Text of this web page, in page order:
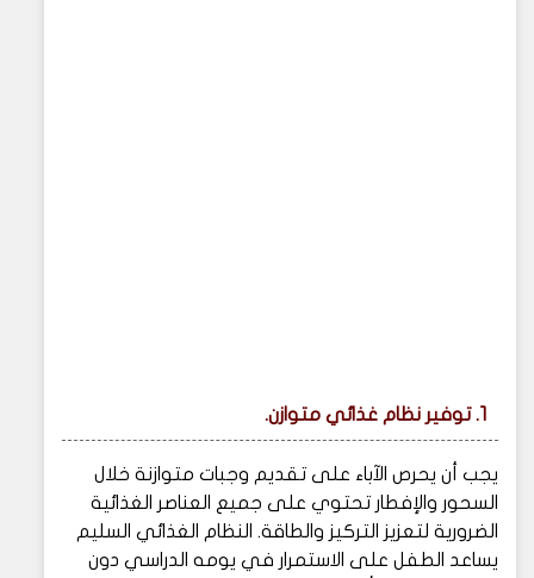
1. توفير نظام غذائي متوازن.
يجب أن يحرص الآباء على تقديم وجبات متوازنة خلال
السحور والإفطار تحتوي على جميع العناصر الغذائية
الضرورية لتعزيز التركيز والطاقة. النظام الغذائي السليم
يساعد الطفل على الاستمرار في يومه الدراسي دون